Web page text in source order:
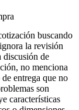
buscando
la revisión
discusión de
no menciona
entrega que no
son
características